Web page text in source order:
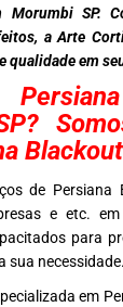
Morumbi SP.
a Arte
qualidade em
Blackout
de
e etc.
para
sua necessidade.
em